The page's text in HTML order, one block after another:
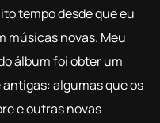
tempo desde que eu
músicas novas. Meu
álbum foi obter um
algumas que os
e outras novas